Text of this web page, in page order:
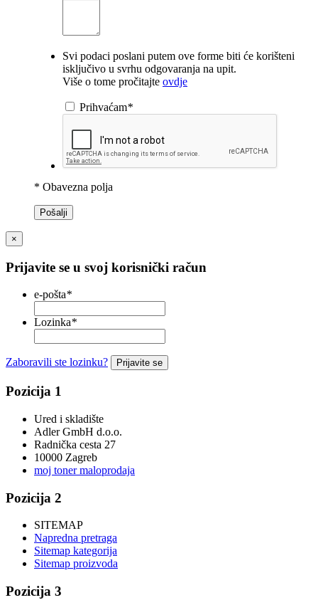
Svi podaci poslani putem ove forme biti će korišteni
isključivo u svrhu odgovaranja na upit.
Više o tome pročitajte ovdje
Prihvaćam*
* Obavezna polja
Pošalji
×
Prijavite se u svoj korisnički račun
e-pošta*
Lozinka*
Zaboravili ste lozinku? Prijavite se
Pozicija 1
Ured i skladište
Adler GmbH d.o.o.
Radnička cesta 27
10000 Zagreb
moj toner maloprodaja
Pozicija 2
SITEMAP
Napredna pretraga
Sitemap kategorija
Sitemap proizvoda
Pozicija 3